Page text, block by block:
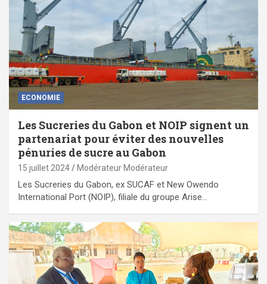
ECONOMIE
Les Sucreries du Gabon et NOIP signent un
partenariat pour éviter des nouvelles
pénuries de sucre au Gabon
15 juillet 2024 Modérateur Modérateur
Les Sucreries du Gabon, ex SUCAF et New Owendo
International Port (NOIP), filiale du groupe Arise…